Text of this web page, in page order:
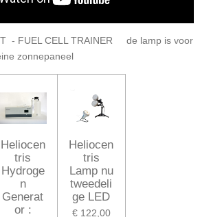
- FUEL CELL TRAINER de lamp is voor
zonnepaneel
Heliocen
tris
Hydroge
n
Generat
or :
Heliocen
tris
Lamp nu
tweedeli
ge LED
€ 122,00